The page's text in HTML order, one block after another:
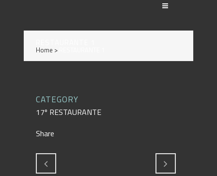
Home >
CATEGORY
17º RESTAURANTE
Share